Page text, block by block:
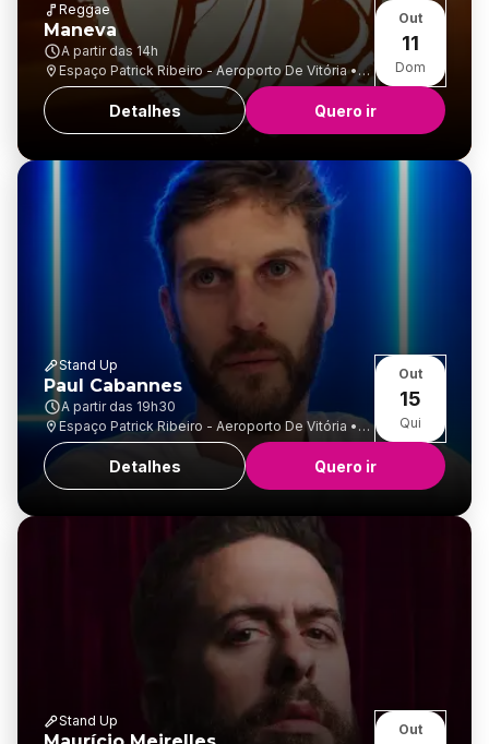
Reggae
Maneva
A partir das 14h
Espaço Patrick Ribeiro - Aeroporto De Vitória •
Goiabeiras
Out
11
Dom
Detalhes Quero ir
Stand Up
Paul Cabannes
A partir das 19h30
Espaço Patrick Ribeiro - Aeroporto De Vitória •
Goiabeiras
Out
15
Qui
Detalhes Quero ir
Stand Up
Out